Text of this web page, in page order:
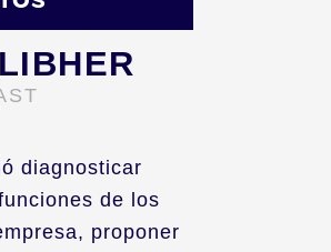
diagnosticar
de los
proponer